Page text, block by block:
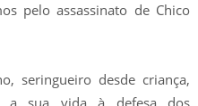
pelo assassinato de Chico
seringueiro desde criança,